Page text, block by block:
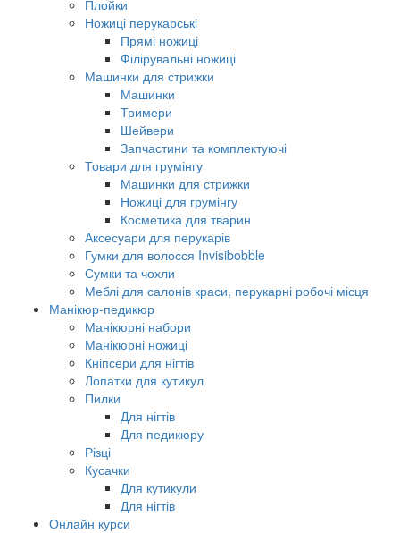
Плойки
Ножиці перукарські
Прямі ножиці
Філірувальні ножиці
Машинки для стрижки
Машинки
Тримери
Шейвери
Запчастини та комплектуючі
Товари для грумінгу
Машинки для стрижки
Ножиці для грумінгу
Косметика для тварин
Аксесуари для перукарів
Гумки для волосся Invisibobble
Сумки та чохли
Меблі для салонів краси, перукарні робочі місця
Манікюр-педикюр
Манікюрні набори
Манікюрні ножиці
Кніпсери для нігтів
Лопатки для кутикул
Пилки
Для нігтів
Для педикюру
Різці
Кусачки
Для кутикули
Для нігтів
Онлайн курси